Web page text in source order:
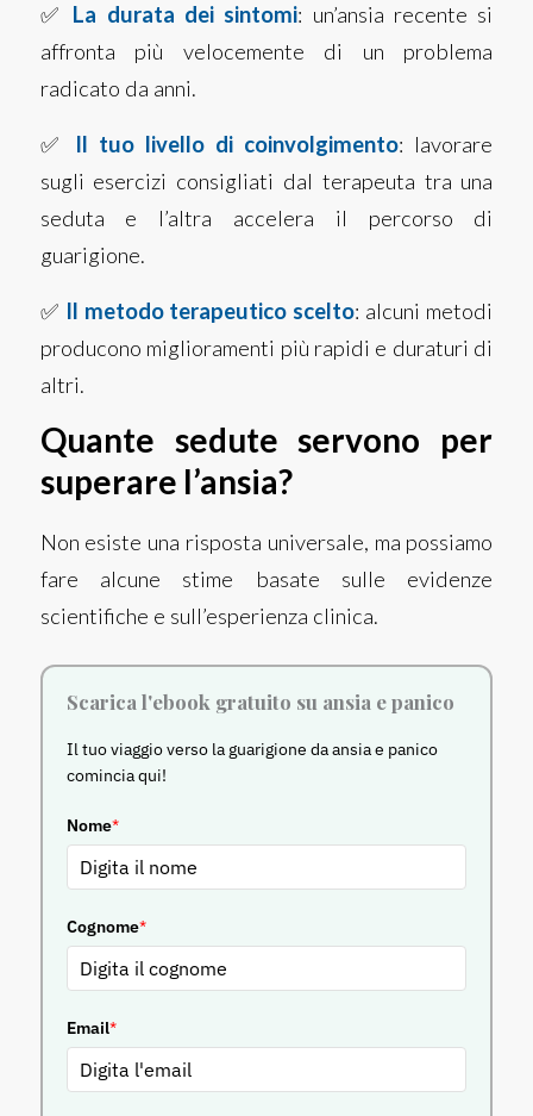
✅ La durata dei sintomi: un’ansia recente si
affronta più velocemente di un problema
radicato da anni.
✅ Il tuo livello di coinvolgimento: lavorare
sugli esercizi consigliati dal terapeuta tra una
seduta e l’altra accelera il percorso di
guarigione.
✅ Il metodo terapeutico scelto: alcuni metodi
producono miglioramenti più rapidi e duraturi di
altri.
Quante sedute servono per
superare l’ansia?
Non esiste una risposta universale, ma possiamo
fare alcune stime basate sulle evidenze
scientifiche e sull’esperienza clinica.
Scarica l'ebook gratuito su ansia e panico
Il tuo viaggio verso la guarigione da ansia e panico
comincia qui!
Nome*
Cognome*
Email*